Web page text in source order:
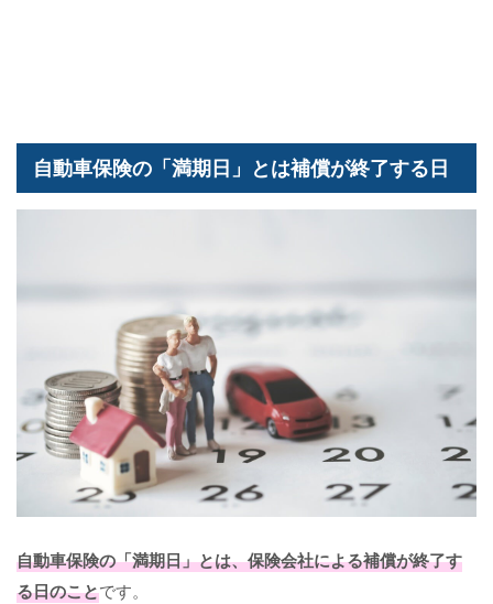
自動車保険の「満期日」とは補償が終了する日
自動車保険の「満期日」とは、保険会社による補償が終了す
る日のことです。